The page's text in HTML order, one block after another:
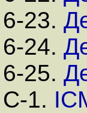
6-23.
6-24.
6-25.
C-1.